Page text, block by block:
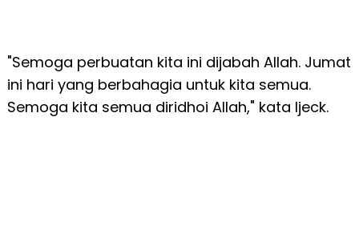
"Semoga perbuatan kita ini dijabah Allah. Jumat
ini hari yang berbahagia untuk kita semua.
Semoga kita semua diridhoi Allah," kata Ijeck.